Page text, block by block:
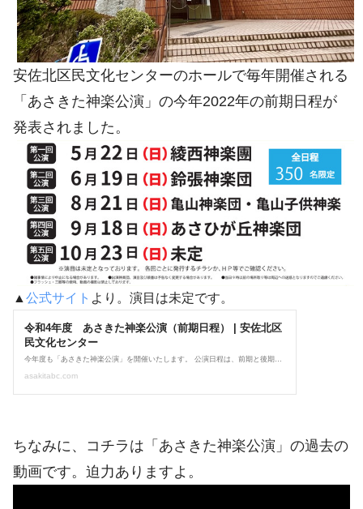
安佐北区民文化センターのホールで毎年開催される
「あさきた神楽公演」の今年2022年の前期日程が
発表されました。
▲ 公式サイト より。演目は未定です。
ちなみに、コチラは「あさきた神楽公演」の過去の
動画です。迫力ありますよ。